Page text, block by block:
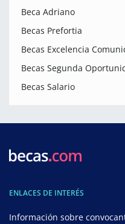
Beca Adriano
Becas Prefortia
Becas Excelencia
Becas Segunda
Becas Salario
ENLACES DE INTERÉS
Información sobre